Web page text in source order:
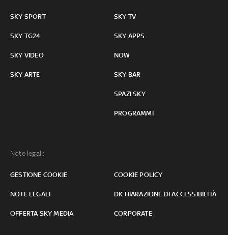
SKY SPORT
SKY TG24
SKY VIDEO
SKY ARTE
SKY TV
SKY APPS
NOW
SKY BAR
SPAZI SKY
PROGRAMMI
Note legali:
GESTIONE COOKIE COOKIE POLICY
NOTE LEGALI DICHIARAZIONE DI ACCESSIBILITÀ
OFFERTA SKY MEDIA CORPORATE